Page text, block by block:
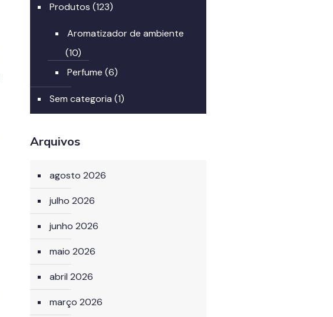
Produtos (123)
Aromatizador de ambiente
(10)
Perfume (6)
Sem categoria (1)
Arquivos
agosto 2026
julho 2026
junho 2026
maio 2026
abril 2026
março 2026